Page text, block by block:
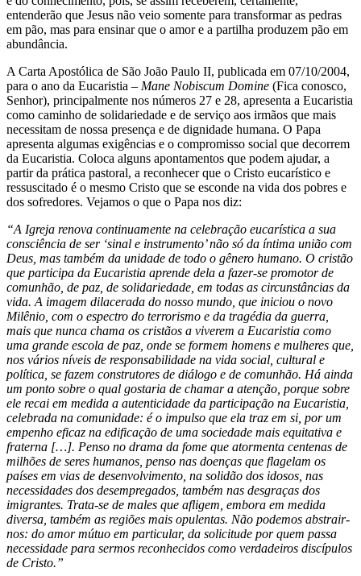
entenderão que Jesus não veio somente para transformar as pedras
em pão, mas para ensinar que o amor e a partilha produzem pão em
abundância.
A Carta Apostólica de São João Paulo II, publicada em 07/10/2004,
para o ano da Eucaristia – Mane Nobiscum Domine (Fica conosco,
Senhor), principalmente nos números 27 e 28, apresenta a Eucaristia
como caminho de solidariedade e de serviço aos irmãos que mais
necessitam de nossa presença e de dignidade humana. O Papa
apresenta algumas exigências e o compromisso social que decorrem
da Eucaristia. Coloca alguns apontamentos que podem ajudar, a
partir da prática pastoral, a reconhecer que o Cristo eucarístico e
ressuscitado é o mesmo Cristo que se esconde na vida dos pobres e
dos sofredores. Vejamos o que o Papa nos diz:
“A Igreja renova continuamente na celebração eucarística a sua
consciência de ser ‘sinal e instrumento’ não só da íntima união com
Deus, mas também da unidade de todo o gênero humano. O cristão
que participa da Eucaristia aprende dela a fazer-se promotor de
comunhão, de paz, de solidariedade, em todas as circunstâncias da
vida. A imagem dilacerada do nosso mundo, que iniciou o novo
Milênio, com o espectro do terrorismo e da tragédia da guerra,
mais que nunca chama os cristãos a viverem a Eucaristia como
uma grande escola de paz, onde se formem homens e mulheres que,
nos vários níveis de responsabilidade na vida social, cultural e
política, se fazem construtores de diálogo e de comunhão. Há ainda
um ponto sobre o qual gostaria de chamar a atenção, porque sobre
ele recai em medida a autenticidade da participação na Eucaristia,
celebrada na comunidade: é o impulso que ela traz em si, por um
empenho eficaz na edificação de uma sociedade mais equitativa e
fraterna […]. Penso no drama da fome que atormenta centenas de
milhões de seres humanos, penso nas doenças que flagelam os
países em vias de desenvolvimento, na solidão dos idosos, nas
necessidades dos desempregados, também nas desgraças dos
imigrantes. Trata-se de males que afligem, embora em medida
diversa, também as regiões mais opulentas. Não podemos abstrair-
nos: do amor mútuo em particular, da solicitude por quem passa
necessidade para sermos reconhecidos como verdadeiros discípulos
de Cristo.”